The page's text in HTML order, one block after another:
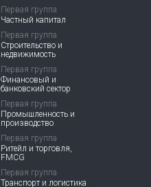
Первая группа
Частный капитал
Первая группа
Строительство и
недвижимость
Первая группа
Финансовый и
банковский сектор
Первая группа
Промышленность и
производство
Первая группа
Ритейл и торговля,
FMCG
Первая группа
Транспорт и логистика